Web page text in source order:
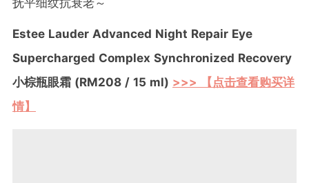
Estee Lauder Advanced Night Repair Eye
Supercharged Complex Synchronized Recovery
小棕瓶眼霜 (RM208 / 15 ml) >>> 【点击查看购买详
情】